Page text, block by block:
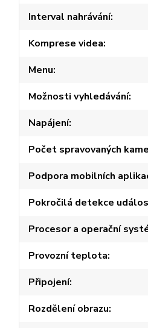
Interval nahrávání
Komprese videa
Menu
Možnosti vyhledávání
Napájení
Počet spravovaných
Podpora mobilních
Pokročilá detekce
Procesor a operační
Provozní teplota
Připojení
Rozdělení obrazu